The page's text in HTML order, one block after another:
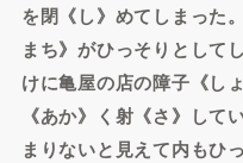
を閉《し》めてしまった
まち》がひっそりとして
けに亀屋の店の障子《し
《あか》く射《さ》して
まりないと見えて内もひ